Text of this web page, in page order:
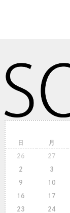
日 月
26 27
2 3
9 10
16 17
23 24